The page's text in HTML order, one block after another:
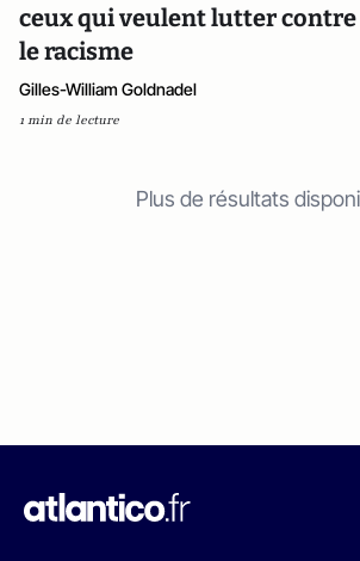
ceux qui veulent lutter contre
le racisme
Gilles-William Goldnadel
1 min de lecture
Plus de résultats